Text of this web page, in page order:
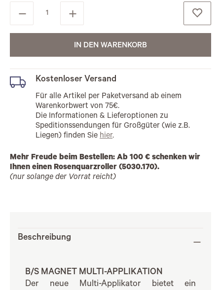
IN DEN WARENKORB
Kostenloser Versand
Für alle Artikel per Paketversand ab einem
Warenkorbwert von 75€.
Die Informationen & Lieferoptionen zu
Speditionssendungen für Großgüter (wie z.B.
Liegen) finden Sie hier.
Mehr Freude beim Bestellen: Ab 100 € schenken wir
Ihnen einen Rosenquarzroller (5030.170).
(nur solange der Vorrat reicht)
Beschreibung
B/S MAGNET MULTI-APPLIKATION
Der neue Multi-Applikator bietet ein